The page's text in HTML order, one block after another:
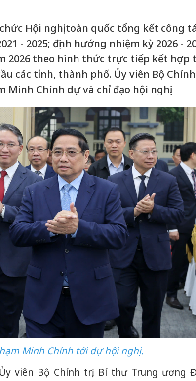
Hội nghị toàn quốc tổng kết công
- 2025; định hướng nhiệm kỳ 2026 -
2026 theo hình thức trực tiếp kết hợp
các tỉnh, thành phố. Ủy viên Bộ
Minh Chính dự và chỉ đạo hội nghị.
Minh Chính tới dự hội nghị.
viên Bộ Chính trị, Bí thư Trung ương